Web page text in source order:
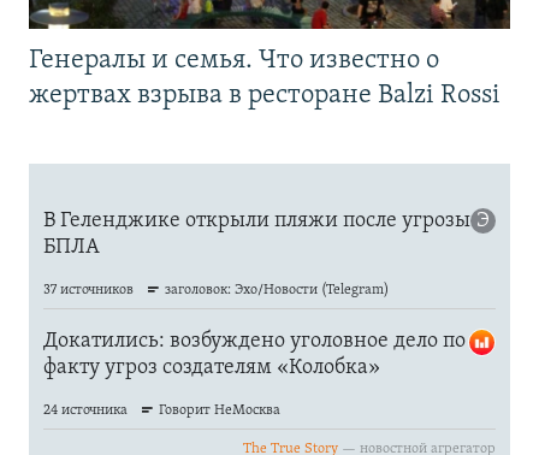
Генералы и семья. Что известно о
жертвах взрыва в ресторане Balzi Rossi